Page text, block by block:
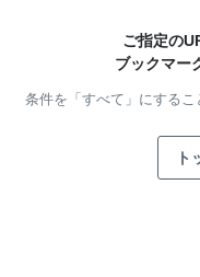
ご指定の
ブックマー
条件を「すべて」にするこ
ト